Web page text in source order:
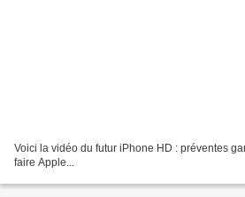
Voici la vidéo du futur iPhone HD : préventes
faire Apple...